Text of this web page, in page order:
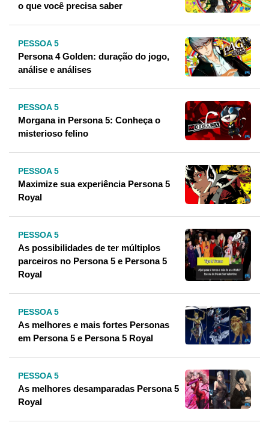
o que você precisa saber
PESSOA 5
Persona 4 Golden: duração do jogo,
análise e análises
PESSOA 5
Morgana in Persona 5: Conheça o
misterioso felino
PESSOA 5
Maximize sua experiência Persona 5
Royal
PESSOA 5
As possibilidades de ter múltiplos
parceiros no Persona 5 e Persona 5
Royal
PESSOA 5
As melhores e mais fortes Personas
em Persona 5 e Persona 5 Royal
PESSOA 5
As melhores desamparadas Persona 5
Royal